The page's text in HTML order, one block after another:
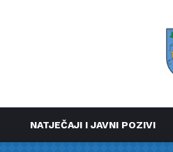
NATJEČAJI I JAVNI POZIVI